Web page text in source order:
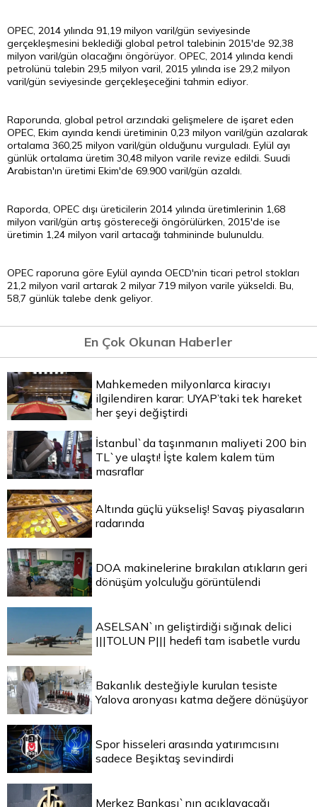
OPEC, 2014 yılında 91,19 milyon varil/gün seviyesinde
gerçekleşmesini beklediği global petrol talebinin 2015'de 92,38
milyon varil/gün olacağını öngörüyor. OPEC, 2014 yılında kendi
petrolünü talebin 29,5 milyon varil, 2015 yılında ise 29,2 milyon
varil/gün seviyesinde gerçekleşeceğini tahmin ediyor.
Raporunda, global petrol arzındaki gelişmelere de işaret eden
OPEC, Ekim ayında kendi üretiminin 0,23 milyon varil/gün azalarak
ortalama 360,25 milyon varil/gün olduğunu vurguladı. Eylül ayı
günlük ortalama üretim 30,48 milyon varile revize edildi. Suudi
Arabistan'ın üretimi Ekim'de 69.900 varil/gün azaldı.
Raporda, OPEC dışı üreticilerin 2014 yılında üretimlerinin 1,68
milyon varil/gün artış göstereceği öngörülürken, 2015'de ise
üretimin 1,24 milyon varil artacağı tahmininde bulunuldu.
OPEC raporuna göre Eylül ayında OECD'nin ticari petrol stokları
21,2 milyon varil artarak 2 milyar 719 milyon varile yükseldi. Bu,
58,7 günlük talebe denk geliyor.
En Çok Okunan Haberler
Mahkemeden milyonlarca kiracıyı
ilgilendiren karar: UYAP’taki tek hareket
her şeyi değiştirdi
İstanbul`da taşınmanın maliyeti 200 bin
TL`ye ulaştı! İşte kalem kalem tüm
masraflar
Altında güçlü yükseliş! Savaş piyasaların
radarında
DOA makinelerine bırakılan atıkların geri
dönüşüm yolculuğu görüntülendi
ASELSAN`ın geliştirdiği sığınak delici
|||TOLUN P||| hedefi tam isabetle vurdu
Bakanlık desteğiyle kurulan tesiste
Yalova aronyası katma değere dönüşüyor
Spor hisseleri arasında yatırımcısını
sadece Beşiktaş sevindirdi
Merkez Bankası`nın açıklayacağı